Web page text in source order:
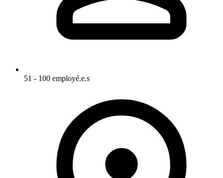
51 - 100 employé.e.s